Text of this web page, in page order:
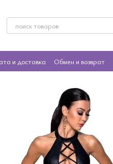
и доставка Обмен и возврат